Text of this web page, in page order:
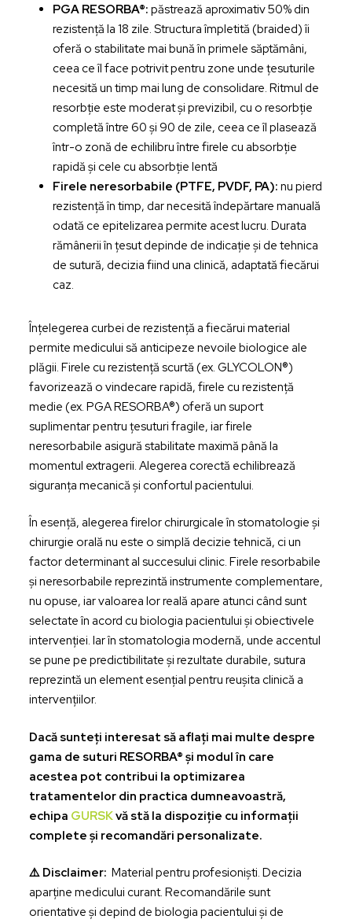
PGA RESORBA®: păstrează aproximativ50% din
rezistență la 18 zile. Structura împletită (braided) îi
oferă o stabilitate mai bună în primele săptămâni,
ceea ce îl face potrivit pentru zone unde țesuturile
necesită un timp mai lung de consolidare. Ritmul de
resorbție este moderat și previzibil, cu o resorbție
completă între 60 și 90 de zile, ceea ce îl plasează
într-o zonă de echilibru între firele cu absorbție
rapidă și cele cu absorbție lentă
Firele neresorbabile (PTFE, PVDF, PA): nu pierd
rezistență în timp, dar necesită îndepărtare manuală
odată ce epitelizarea permite acest lucru. Durata
rămânerii în țesut depinde de indicație și de tehnica
de sutură, decizia fiind una clinică, adaptată fiecărui
caz.
Înțelegerea curbei de rezistență a fiecărui material
permite medicului să anticipeze nevoile biologice ale
plăgii. Firele cu rezistență scurtă (ex. GLYCOLON®)
favorizează o vindecare rapidă, firele cu rezistență
medie (ex. PGA RESORBA®) oferă un suport
suplimentar pentru țesuturi fragile, iar firele
neresorbabile asigură stabilitate maximă până la
momentul extragerii. Alegerea corectă echilibrează
siguranța mecanică și confortul pacientului.
În esență, alegerea firelor chirurgicale în stomatologie și
chirurgie orală nu este o simplă decizie tehnică, ci un
factor determinant al succesului clinic. Firele resorbabile
și neresorbabile reprezintă instrumente complementare,
nu opuse, iar valoarea lor reală apare atunci când sunt
selectate în acord cu biologia pacientului și obiectivele
intervenției. Iar în stomatologia modernă, unde accentul
se pune pe predictibilitate și rezultate durabile, sutura
reprezintă un element esențial pentru reușita clinică a
intervențiilor.
Dacă sunteți interesat să aflați mai multe despre
gama de suturi RESORBA® și modul în care
acestea pot contribui la optimizarea
tratamentelor din practica dumneavoastră,
echipa GURSKvă stă la dispoziție cu informații
complete și recomandări personalizate.
⚠️ Disclaimer: Material pentru profesioniști. Decizia
aparține medicului curant. Recomandările sunt
orientative și depind de biologia pacientului și de